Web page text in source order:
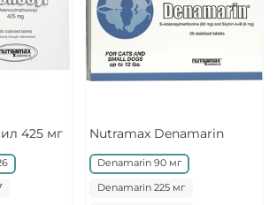
425 мг Nutramax Denamarin
Denamarin 90 мг
Denamarin 225 мг